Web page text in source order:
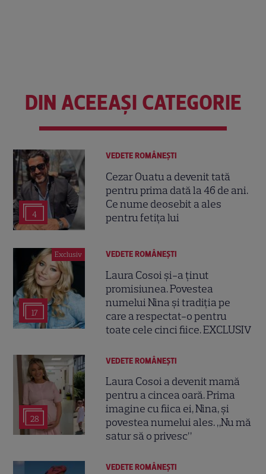
DIN ACEEAȘI CATEGORIE
4
VEDETE ROMÂNEŞTI
Cezar Ouatu a devenit tată
pentru prima dată la 46 de ani.
Ce nume deosebit a ales
pentru fetița lui
Exclusiv
17
VEDETE ROMÂNEŞTI
Laura Cosoi și-a ținut
promisiunea. Povestea
numelui Nina și tradiția pe
care a respectat-o pentru
toate cele cinci fiice. EXCLUSIV
28
VEDETE ROMÂNEŞTI
Laura Cosoi a devenit mamă
pentru a cincea oară. Prima
imagine cu fiica ei, Nina, și
povestea numelui ales. „Nu mă
satur să o privesc”
VEDETE ROMÂNEŞTI